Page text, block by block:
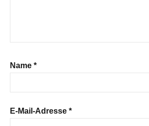
Name *
E-Mail-Adresse *